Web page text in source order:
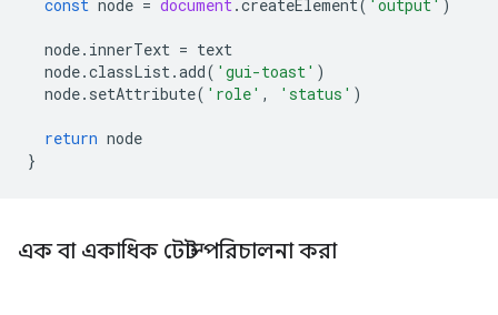
const node = document.createElement( 'output' )
node. innerText = text
node.classList.add( 'gui-toast' )
node. setAttribute( 'role' , 'status' )
return node
}
এক বা একাধিক টোস্ট পরিচালনা করা